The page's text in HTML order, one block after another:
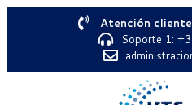
Atención cliente
Soporte 1: